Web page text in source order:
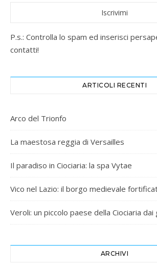
P.s.: Controlla lo spam ed inserisci
contatti!
ARTICOLI RECENTI
Arco del Trionfo
La maestosa reggia di Versailles
Il paradiso in Ciociaria: la spa Vytae
Vico nel Lazio: il borgo medievale
Veroli: un piccolo paese della Ciociaria
ARCHIVI